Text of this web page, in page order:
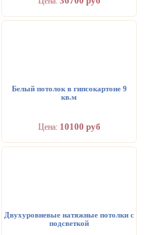
Белый потолок в гипсокартоне 9
кв.м
Цена: 10100 руб
Двухуровневые натяжные потолки с
подсветкой